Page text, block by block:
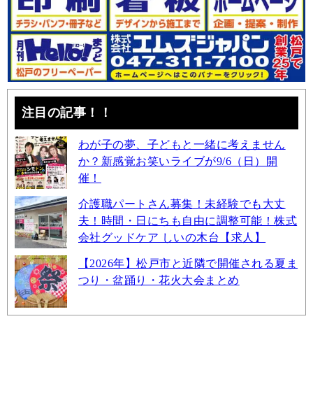
注目の記事！！
わが子の夢、子どもと一緒に考えません
か？新感覚お笑いライブが9/6（日）開
催！
介護職パートさん募集！未経験でも大丈
夫！時間・日にちも自由に調整可能！株式
会社グッドケア しいの木台【求人】
【2026年】松戸市と近隣で開催される夏ま
つり・盆踊り・花火大会まとめ